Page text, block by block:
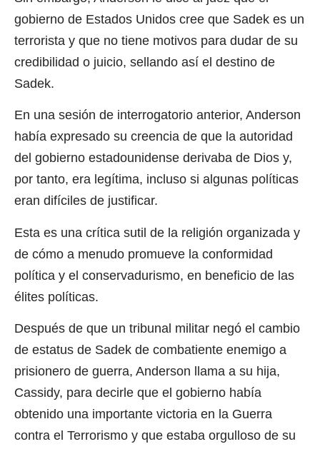
gobierno de Estados Unidos cree que Sadek es un
terrorista y que no tiene motivos para dudar de su
credibilidad o juicio, sellando así el destino de
Sadek.
En una sesión de interrogatorio anterior, Anderson
había expresado su creencia de que la autoridad
del gobierno estadounidense derivaba de Dios y,
por tanto, era legítima, incluso si algunas políticas
eran difíciles de justificar.
Esta es una crítica sutil de la religión organizada y
de cómo a menudo promueve la conformidad
política y el conservadurismo, en beneficio de las
élites políticas.
Después de que un tribunal militar negó el cambio
de estatus de Sadek de combatiente enemigo a
prisionero de guerra, Anderson llama a su hija,
Cassidy, para decirle que el gobierno había
obtenido una importante victoria en la Guerra
contra el Terrorismo y que estaba orgulloso de su